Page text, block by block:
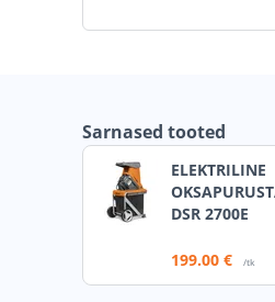
Sarnased tooted
ELEKTRILINE
DSR 2700E
199.00 € /tk